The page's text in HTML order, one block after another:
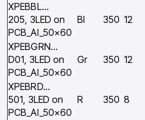
XPEBBL…
205, 3LED on
PCB_Al_50×60
Bl 350 12
XPEBGRN…
D01, 3LED on
PCB_Al_50×60
Gr 350 12
XPEBRD…
501, 3LED on
PCB_Al_50×60
R 350 8